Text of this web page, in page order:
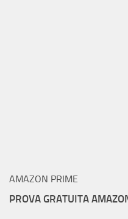
AMAZON PRIME
PROVA GRATUITA